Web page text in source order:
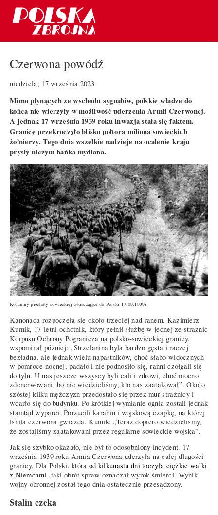
Czerwona powódź
niedziela, 17 września 2023
Mimo płynących ze wschodu sygnałów, polskie władze do
końca nie wierzyły w możliwość uderzenia Armii Czerwonej.
A jednak 17 września 1939 roku inwazja stała się faktem.
Granicę przekroczyło blisko półtora miliona sowieckich
żołnierzy. Tego dnia wszelkie nadzieje na ocalenie kraju
prysły niczym bańka mydlana.
Kolumny piechoty sowieckiej wkraczające do Polski 17.09.1939r
Kanonada rozpoczęła się około trzeciej nad ranem. Kazimierz
Kumik, 17-letni ochotnik, który pełnił służbę w jednej ze strażnic
Korpusu Ochrony Pogranicza na polsko-sowieckiej granicy,
wspominał później: „Strzelanina była bardzo gęsta i raczej
bezładna, ale jednak wielu napastników, choć słabo widocznych
w pomroce nocnej, padało i nie podnosiło się, ranni czołgali się
do tyłu. U nas jeszcze wszyscy byli cali i zdrowi, choć mocno
zdenerwowani, bo nie wiedzieliśmy, kto nas zaatakował”. Około
szóstej kilku mężczyzn przedostało się przez mur strażnicy i
wdarło się do budynku. Po krótkiej wymianie ognia zostali jednak
stamtąd wyparci. Porzucili karabin i wojskową czapkę, na której
lśniła czerwona gwiazda. Kumik: „Teraz dopiero wiedzieliśmy,
że zostaliśmy zaatakowani przez regularne sowieckie wojska”.
Jak się szybko okazało, nie był to odosobniony incydent. 17
września 1939 roku Armia Czerwona uderzyła na całej długości
granicy. Dla Polski, która od kilkunastu dni toczyła ciężkie walki
z Niemcami, taki obrót spraw oznaczał wyrok śmierci. Wynik
wojny obronnej został tego dnia ostatecznie przesądzony.
Stalin czeka